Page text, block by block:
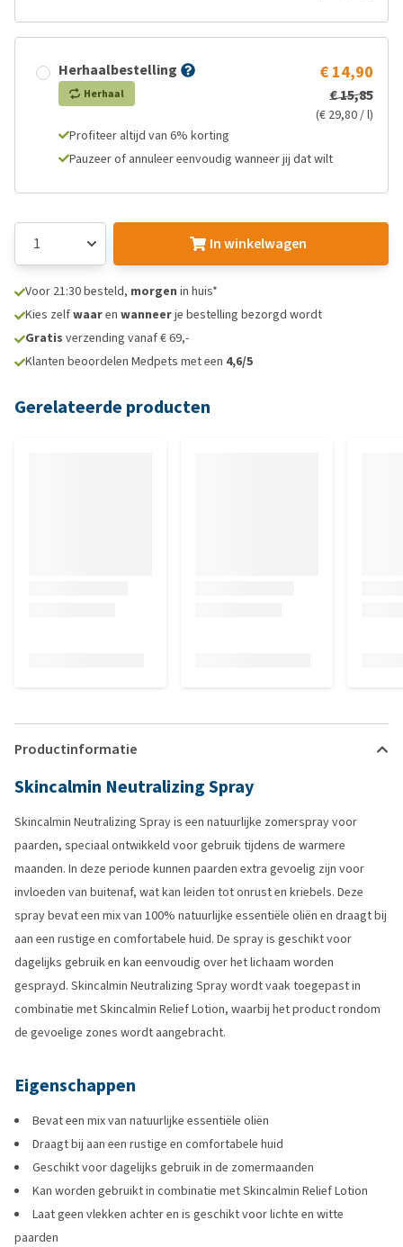
Herhaalbestelling
Herhaal
€ 14,90
€ 15,85
(€ 29,80 / l)
Profiteer altijd van 6% korting
Pauzeer of annuleer eenvoudig wanneer jij dat wilt
In winkelwagen
Voor 21:30 besteld, morgen in huis*
Kies zelfwaaren wanneerje bestelling bezorgd wordt
Gratis verzending vanaf € 69,-
Klanten beoordelen Medpets met een 4,6/5
Gerelateerde producten
Productinformatie
Skincalmin Neutralizing Spray
Skincalmin Neutralizing Spray is een natuurlijke zomerspray voor
paarden, speciaal ontwikkeld voor gebruik tijdens de warmere
maanden. In deze periode kunnen paarden extra gevoelig zijn voor
invloeden van buitenaf, wat kan leiden tot onrust en kriebels. Deze
spray bevat een mix van 100% natuurlijke essentiële oliën en draagt bij
aan een rustige en comfortabele huid. De spray is geschikt voor
dagelijks gebruik en kan eenvoudig over het lichaam worden
gesprayd. Skincalmin Neutralizing Spray wordt vaak toegepast in
combinatie met Skincalmin Relief Lotion, waarbij het product rondom
de gevoelige zones wordt aangebracht.
Eigenschappen
Bevat een mix van natuurlijke essentiële oliën
Draagt bij aan een rustige en comfortabele huid
Geschikt voor dagelijks gebruik in de zomermaanden
Kan worden gebruikt in combinatie met Skincalmin Relief Lotion
Laat geen vlekken achter en is geschikt voor lichte en witte
paarden